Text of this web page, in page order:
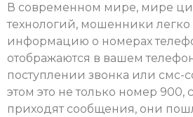
В современном мире, мире
технологий, мошенники
информацию о номерах
отображаются в вашем
поступлении звонка или смс-
этом это не только номер 900,
приходят сообщения, они